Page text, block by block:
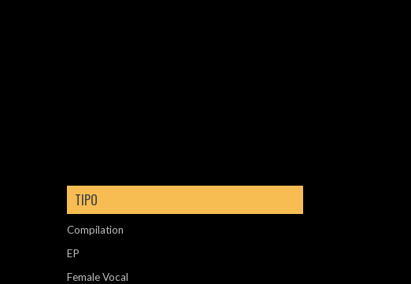
TIPO
Compilation
EP
Female Vocal